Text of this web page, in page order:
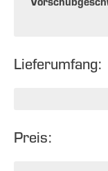
Lieferumfang:
Preis: